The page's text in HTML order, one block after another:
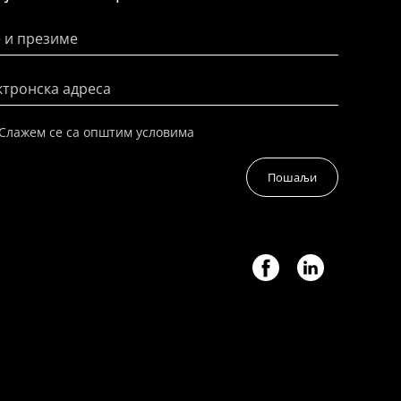
презиме
адреса
Слажем се са општим условима
Пошаљи